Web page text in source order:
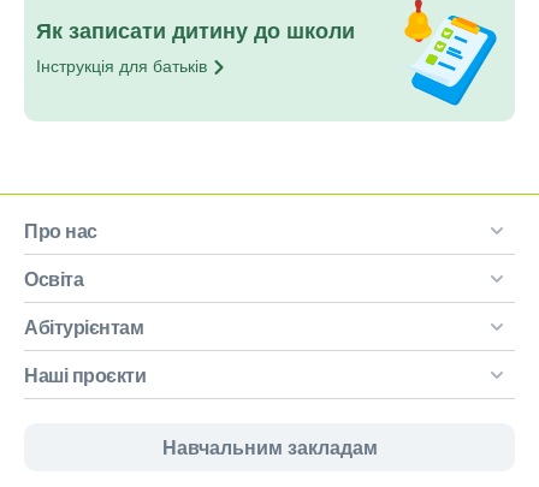
Як записати дитину до школи
Інструкція для батьків
Про нас
Освіта
Абітурієнтам
Наші проєкти
Навчальним закладам